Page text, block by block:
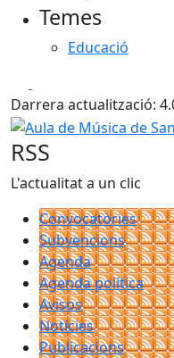
Temes
Educació
Darrera actualització:
Aula de Música de
RSS
L'actualitat a un clic
Convocatòries
Subvencions
Agenda
Agenda política
Avisos
Notícies
Publicacions